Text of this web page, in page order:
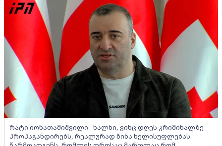
რატი იონათამიშვილი - ხალხი, ვინც დღეს კრიმინალზე
პროპაგანდირებს, რეალურად წინა ხელისუფლებას